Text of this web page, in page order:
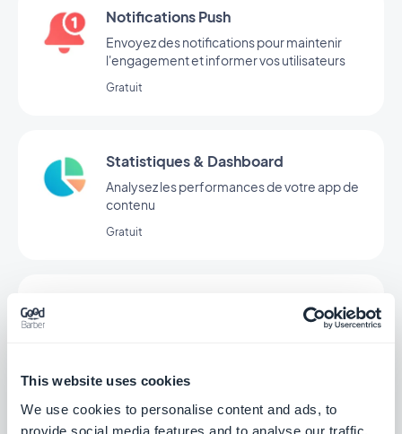
This website uses cookies
We use cookies to personalise content and ads, to
provide social media features and to analyse our traffic.
Notifications Push
Envoyez des notifications pour maintenir
l'engagement et informer vos utilisateurs
Gratuit
Statistiques & Dashboard
Analysez les performances de votre app de
contenu
Gratuit
Connectez vous à votre audience Facebook
Gratuit